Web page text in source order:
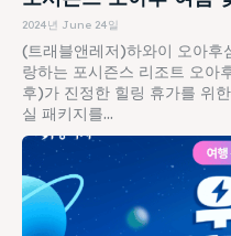
2024년 June 24일
(트래블앤레저)하와이 오아후
랑하는 포시즌스 리조트 오아
후)가 진정한 힐링 휴가를 위
실 패키지를...